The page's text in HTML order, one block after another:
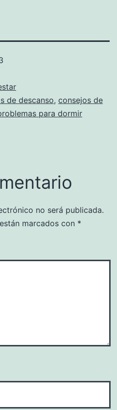
de descanso, consejos de
para dormir
no será publicada.
marcados con *